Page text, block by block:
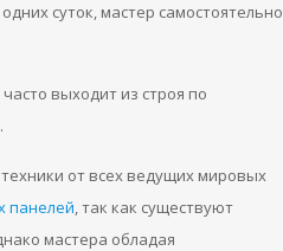
суток, мастер самостоятельно
выходит из строя по
от всех ведущих мировых
панелей, так как существуют
мастера обладая